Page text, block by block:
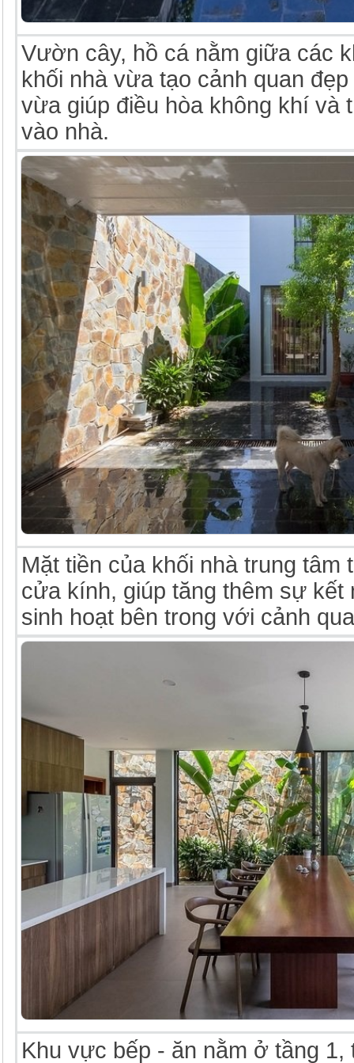
Vườn cây, hồ cá nằm giữa các
khối nhà vừa tạo cảnh quan
vừa giúp điều hòa không khí và
vào nhà.
Mặt tiền của khối nhà trung tâm
cửa kính, giúp tăng thêm sự kết
sinh hoạt bên trong với cảnh
Khu vực bếp - ăn nằm ở tầng